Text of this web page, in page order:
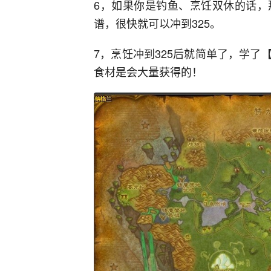
6，如果你是钓鱼、烹饪双休的话
谱，很快就可以冲到325。
7，烹饪冲到325后就简单了，学了
食材是会大量获得的！